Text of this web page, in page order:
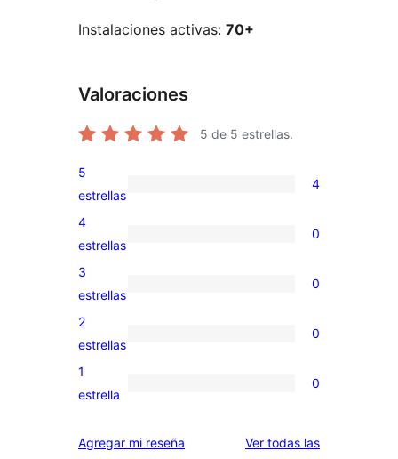
Instalaciones activas: 70+
Valoraciones
5 de 5 estrellas.
4
valoraciones
de
5
estrellas
4
0
valoraciones
de
4
estrellas
0
0
valoraciones
de
3
estrellas
0
0
valoraciones
de
estrellas
2
estrellas
0
0
de
1
estrella
0
Agregar mi reseña Ver todas lasreseñas